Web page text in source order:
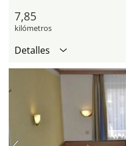
7,85
kilómetros
Detalles